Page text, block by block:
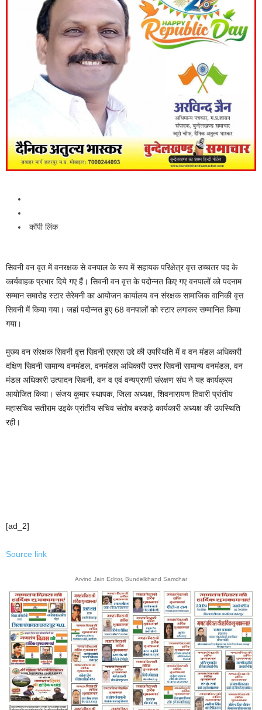
कॉपी लिंक
सिवनी वन वृत में वनरक्षक से वनपाल के रूप में सहायक परिक्षेत्र वृत्त उच्चतर पद के
कार्यवाहक प्रभार दिये गए हैं। सिवनी वन वृत्त के पदोन्नत किए गए वनपालों को पदनाम
सम्मान समारोह स्टार सेरेमनी का आयोजन कार्यालय वन संरक्षक सामाजिक वानिकी वृत्त
सिवनी में किया गया। जहां पदोन्नत हुए 68 वनपालों को स्टार लगाकर सम्मानित किया
गया।
मुख्य वन संरक्षक सिवनी वृत्त सिवनी एसएस उद्दे की उपस्थिति में व वन मंडल अधिकारी
दक्षिण सिवनी सामान्य वनमंडल, वनमंडल अधिकारी उत्तर सिवनी सामान्य वनमंडल, वन
मंडल अधिकारी उत्पादन सिवनी, वन व एवं वन्यप्राणी संरक्षण संघ ने यह कार्यक्रम
आयोजित किया। संजय कुमार स्थापक, जिला अध्यक्ष, शिवनारायण तिवारी प्रांतीय
महासचिव सतीराम उइके प्रांतीय सचिव संतोष बरकड़े कार्यकारी अध्यक्ष की उपस्थिति
रही।
[ad_2]
Source link
Arvind Jain Editor, Bundelkhand Samchar